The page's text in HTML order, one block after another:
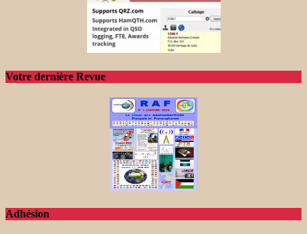
Votre dernière Revue
Adhésion